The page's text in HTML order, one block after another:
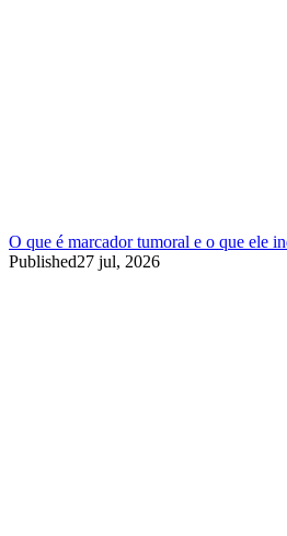
O que é marcador tumoral e o que ele
Published27 jul, 2026